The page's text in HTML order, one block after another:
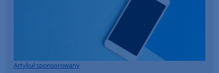
Artykuł sponsorowany